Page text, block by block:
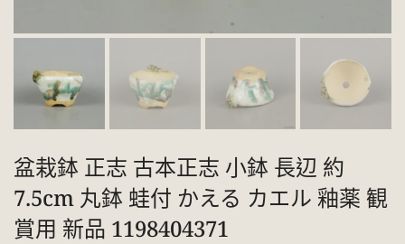
盆栽鉢 正志 古本正志 小鉢 長辺 約
7.5cm 丸鉢 蛙付 かえる カエル 釉薬 観
賞用 新品 1198404371